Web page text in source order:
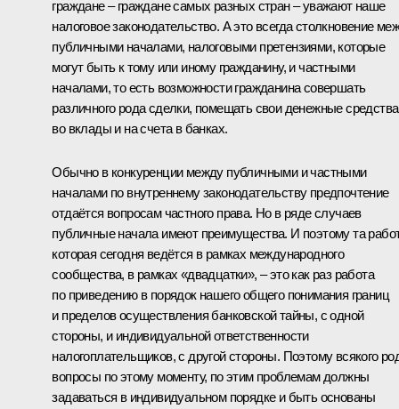
граждане – граждане самых разных стран – уважают наше
налоговое законодательство. А это всегда столкновение
публичными началами, налоговыми претензиями, которые
могут быть к тому или иному гражданину, и частными
началами, то есть возможности гражданина совершать
различного рода сделки, помещать свои денежные средства
во вклады и на счета в банках.
Обычно в конкуренции между публичными и частными
началами по внутреннему законодательству предпочтение
отдаётся вопросам частного права. Но в ряде случаев
публичные начала имеют преимущества. И поэтому та
которая сегодня ведётся в рамках международного
сообщества, в рамках «двадцатки», – это как раз работа
по приведению в порядок нашего общего понимания границ
и пределов осуществления банковской тайны, с одной
стороны, и индивидуальной ответственности
налогоплательщиков, с другой стороны. Поэтому всякого
вопросы по этому моменту, по этим проблемам должны
задаваться в индивидуальном порядке и быть основаны